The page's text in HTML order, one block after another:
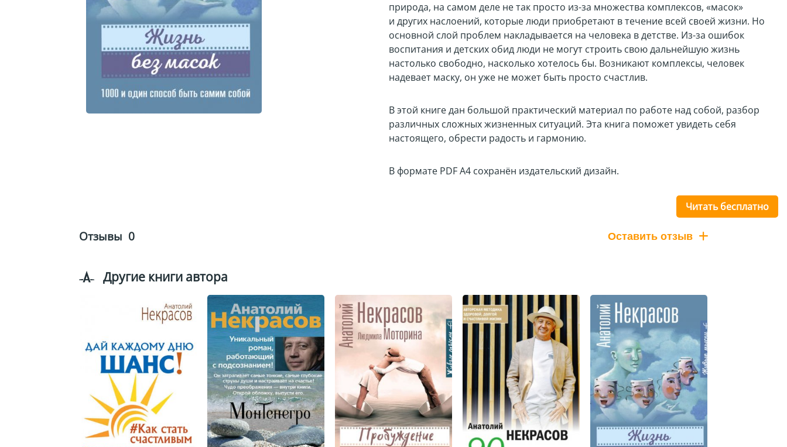
природа, на самом деле не так просто из-за множества комплексов, «масок»
и других наслоений, которые люди приобретают в течение всей своей жизни. Но
основной слой проблем накладывается на человека в детстве. Из-за ошибок
воспитания и детских обид люди не могут строить свою дальнейшую жизнь
настолько свободно, насколько хотелось бы. Возникают комплексы, человек
надевает маску, он уже не может быть просто счастлив.
В этой книге дан большой практический материал по работе над собой, разбор
различных сложных жизненных ситуаций. Эта книга поможет увидеть себя
настоящего, обрести радость и гармонию.
В формате PDF A4 сохранён издательский дизайн.
Читать бесплатно
Отзывы 0 Оставить отзыв
Другие книги автора